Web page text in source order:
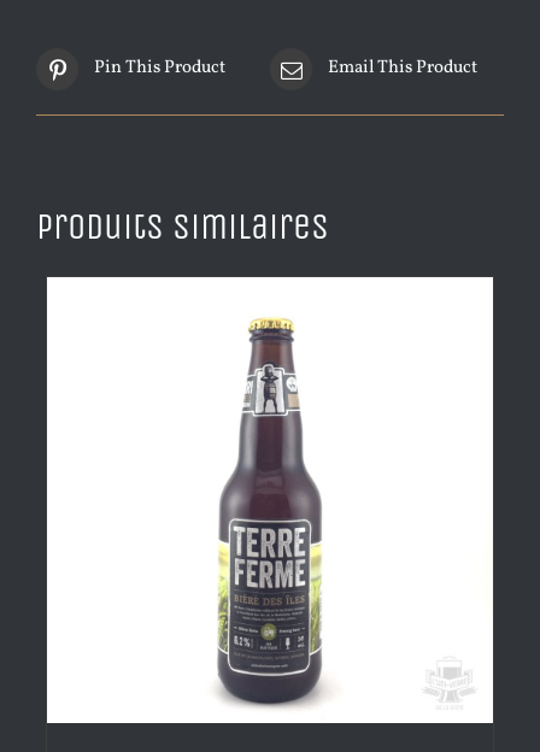
Pin This Product Email This Product
Produits similaires